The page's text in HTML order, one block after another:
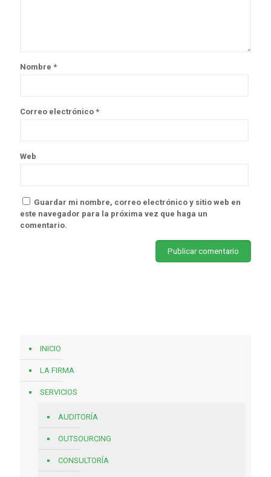
Nombre *
Correo electrónico *
Web
Guardar mi nombre, correo electrónico y sitio web en
este navegador para la próxima vez que haga un
comentario.
INICIO
LA FIRMA
SERVICIOS
AUDITORÍA
OUTSOURCING
CONSULTORÍA